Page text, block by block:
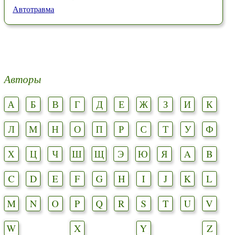
Автотравма
Авторы
А Б В Г Д Е Ж З И
К
Л
М Н О П Р С Т У
Ф
Х
Ц Ч Ш Щ Э Ю Я A
B
C
D E F G H I J K
L
M
N O P Q R S T U
V
W
X Y Z